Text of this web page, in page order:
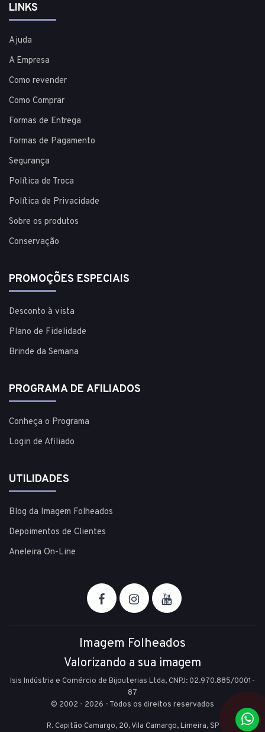
LINKS
Ajuda
A Empresa
Como revender
Como Comprar
Formas de Entrega
Formas de Pagamento
Segurança
Política de Troca
Política de Privacidade
Sobre os produtos
Conservação
PROMOÇÕES ESPECIAIS
Desconto à vista
Plano de Fidelidade
Brinde da Semana
PROGRAMA DE AFILIADOS
Conheça o Programa
Login de Afiliado
UTILIDADES
Blog da Imagem Folheados
Depoimentos de Clientes
Aneleira On-Line
Imagem Folheados
Valorizando a sua imagem
Isis Indústria e Comércio de Bijouterias Ltda, CNPJ: 02.970.885/0001-
87
© 2002 - 2026 - Todos os direitos reservados
R. Capitão Camargo, 20, Vila Camargo,Limeira,SP